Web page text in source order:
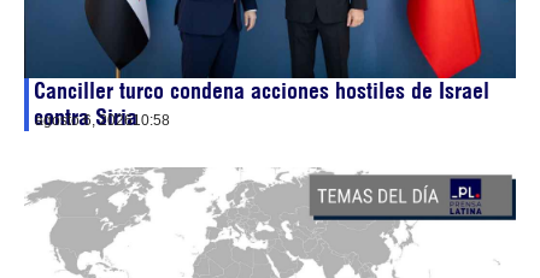
Canciller turco condena acciones hostiles de Israel
contra Siria
agosto 6, 202610:58